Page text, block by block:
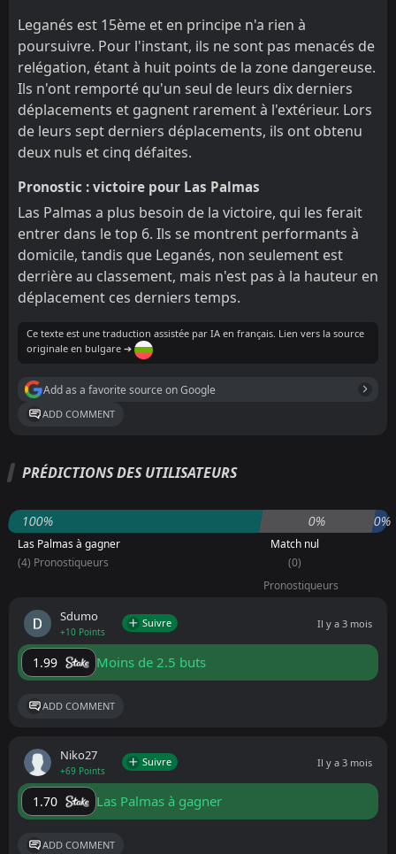
Leganés est 15ème et en principe n'a rien à
poursuivre. Pour l'instant, ils ne sont pas menacés de
relégation, étant à huit points de la zone dangereuse.
Ils n'ont remporté qu'un seul de leurs dix derniers
déplacements et gagnent rarement à l'extérieur. Lors
de leurs sept derniers déplacements, ils ont obtenu
deux nuls et cinq défaites.
Pronostic : victoire pour Las Palmas
Las Palmas a plus besoin de la victoire, qui les ferait
entrer dans le top 6. Ils se montrent performants à
domicile, tandis que Leganés, non seulement est
derrière au classement, mais n'est pas à la hauteur en
déplacement ces derniers temps.
Ce texte est une traduction assistée par IA en français. Lien vers la source
originale en bulgare ➔
Add as a favorite source on Google
ADD COMMENT
PRÉDICTIONS DES UTILISATEURS
100% 0% 0%
Las Palmas à gagner
(4) Pronostiqueurs
Match nul
(0)
Pronostiqueurs
Sdumo
+10 Points
Suivre Il y a 3 mois
1.99 Moins de 2.5 buts
ADD COMMENT
Niko27
+69 Points
Suivre Il y a 3 mois
1.70 Las Palmas à gagner
ADD COMMENT